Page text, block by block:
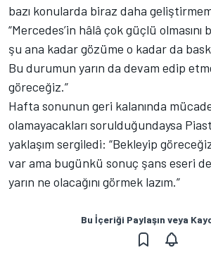
bazı konularda biraz daha
“Mercedes’in hâlâ çok güçlü
şu ana kadar gözüme o kadar da
Bu durumun yarın da devam edip
göreceğiz.”
Hafta sonunun geri kalanında
olamayacakları sorulduğundaysa
yaklaşım sergiledi: “Bekleyip
var ama bugünkü sonuç şans eseri
yarın ne olacağını görmek lazım.”
Bu İçeriği Paylaşın veya